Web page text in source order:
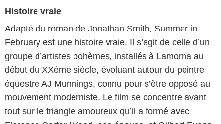
Histoire vraie
Adapté du roman de Jonathan Smith, Summer in
February est une histoire vraie. Il s’agit de celle d’un
groupe d’artistes bohèmes, installés à Lamorna au
début du XXème siècle, évoluant autour du peintre
équestre AJ Munnings, connu pour s’être opposé au
mouvement moderniste. Le film se concentre avant
tout sur le triangle amoureux qu’il a formé avec